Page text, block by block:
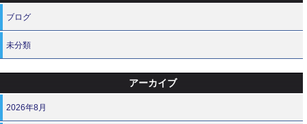
ブログ
未分類
アーカイブ
2026年8月